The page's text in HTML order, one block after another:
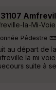
la-Mi-Voie
Pédestre
au départ de
la mi
suite à